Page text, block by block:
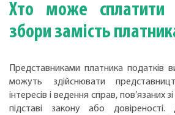
Хто може сплатити
збори замість
Представниками платника податків
можуть здійснювати
інтересів і ведення справ, пов’язаних
підставі закону або довіреності.